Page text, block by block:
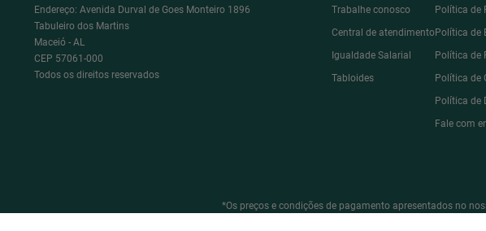
Endereço: Avenida Durval de Goes Monteiro 1896
Tabuleiro dos Martins
Maceió - AL
CEP 57061-000
Todos os direitos reservados
Trabalhe conosco
Central de atendimento
Igualdade Salarial
Tabloides
Política de
Política de
Política de
Política de
Política de
Fale com
*Os preços e condições de pagamento apresentados no